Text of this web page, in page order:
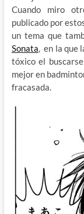
Cuando miro
publicado por
un tema que
Sonata, en la que
tóxico el
mejor en
fracasada.